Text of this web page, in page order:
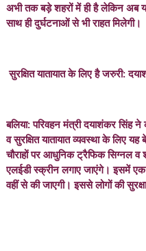
अभी तक बड़े शहरों में ही है लेकिन अब
साथ ही दुर्घटनाओं से भी राहत मिलेगी।
सुरक्षित यातायात के लिए है जरुरी:
बलिया: परिवहन मंत्री दयाशंकर सिंह
व सुरक्षित यातायात व्यवस्था के लिए
चौराहों पर आधुनिक ट्रैफिक सिग्नल
एलईडी स्क्रीन लगाए जाएंगे। इसमें
वहीं से की जाएगी। इससे लोगों की